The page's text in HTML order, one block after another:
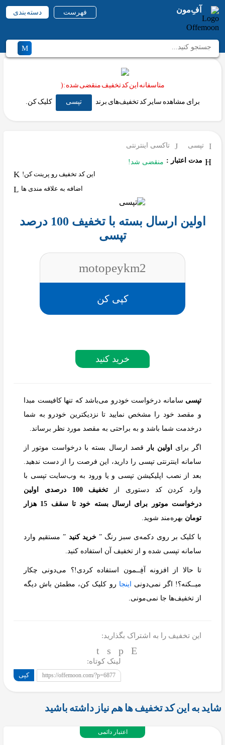
آفِ‌مون فهرست دسته بندی
متاسفانه این کد تخفیف منقضی شده :(
برای مشاهده سایر کد تخفیف‌های برند تپسی کلیک کن.
تپسی
تاکسی اینترنتی
مدت اعتبار : منقضی شد!
این کد تخفیف رو پرینت کن!
اضافه به علاقه مندی ها
اولین ارسال بسته با تخفیف 100 درصد
تپسی
motopeykm2
کپی کن
خرید کنید
تپسی سامانه درخواست خودرو می‌باشد که تنها کافیست مبدا
و مقصد خود را مشخص نمایید تا نزدیکترین خودرو به شما
درخدمت شما باشد و به براحتی به مقصد مورد نظر برساند.
اگر برای اولین بار
قصد ارسال بسته با درخواست موتور از
سامانه اینترنتی تپسی را دارید، این فرصت را از دست ندهید.
بعد از نصب اپلیکیشن تپسی و یا ورود به وب‌سایت تپسی با
وارد کردن کد دستوری از
تخفیف 100 درصدی اولین
درخواست موتور برای ارسال بسته خود تا سقف 15 هزار
تومان بهره‌مند شوید.
با کلیک بر روی دکمه‌ی سبز رنگ ”خرید کنید ” مستقیم وارد
سامانه تپسی شده و از تخفیف آن استفاده کنید.
تا حالا از افزونه آفِــمون استفاده کردی!؟ می‌دونی چکار
میــکنه؟! اگر نمی‌دونی
اینجا رو کلیک کن، مطمئن باش دیگه
از تخفیف‌ها جا نمی‌مونی.
این تخفیف را به اشتراک بگذارید:
لینک کوتاه:
https://offemoon.com/?p=6877 کپی
شاید به این کد تخفیف ها هم نیاز داشته باشید
اعتبار دائمی